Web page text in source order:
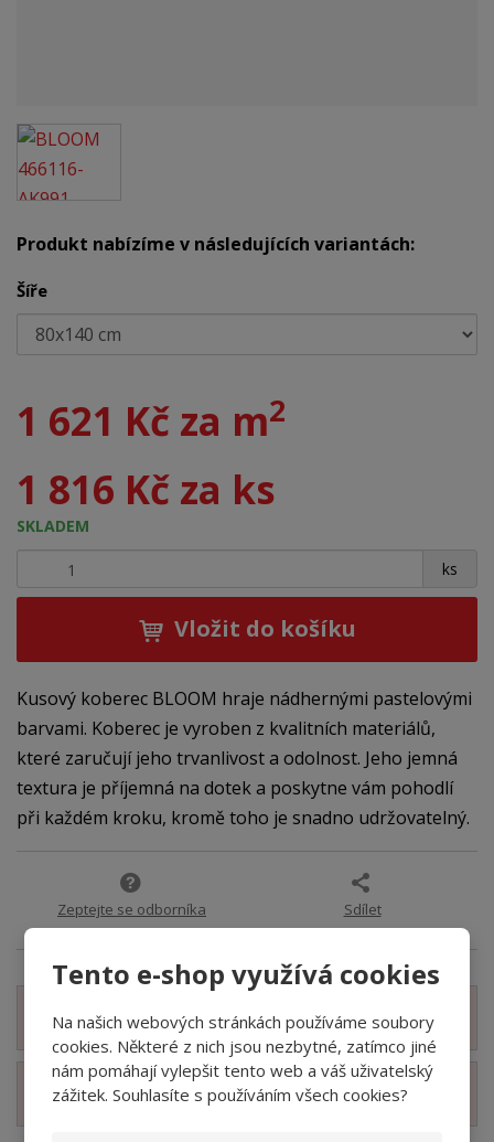
Tento e-shop využívá cookies
Na našich webových stránkách používáme soubory
cookies. Některé z nich jsou nezbytné, zatímco jiné
nám pomáhají vylepšit tento web a váš uživatelský
zážitek. Souhlasíte s používáním všech cookies?
Produkt nabízíme v následujících variantách:
Šíře
1 621 Kč za m2
1 816 Kč za ks
SKLADEM
ks
+-
Vložit do košíku
Kusový koberec BLOOM hraje nádhernými pastelovými
barvami. Koberec je vyroben z kvalitních materiálů,
které zaručují jeho trvanlivost a odolnost. Jeho jemná
textura je příjemná na dotek a poskytne vám pohodlí
při každém kroku, kromě toho je snadno udržovatelný.
Zeptejte se odborníka Sdílet
Zobrazit detailní popis
Zobrazit technické parametry